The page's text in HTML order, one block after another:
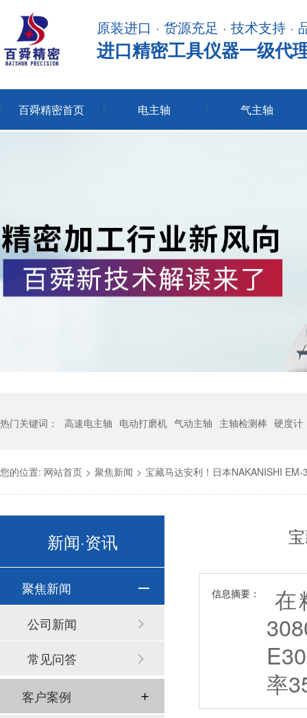
原装进口 · 货源充足 · 技术支持 ·
进口精密工具仪器一级代
百舜精密首页 电主轴 气主轴
热门关键词： 高速电主轴 电动打磨机 气动主轴 主轴检测棒 硬度计
您的位置: 网站首页 > 聚焦新闻 > 宝藏马达安利！日本NAKANISHI
信息摘要：
在
率
新闻·资讯
聚焦新闻
公司新闻
常见问答
客户案例